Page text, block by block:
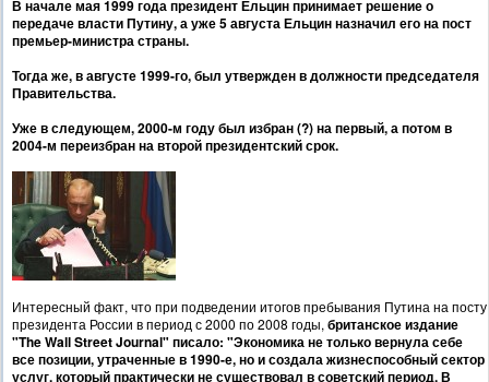
В начале мая 1999 года президент Ельцин принимает решение о
передаче власти Путину, а уже 5 августа Ельцин назначил его на пост
премьер-министра страны.
Тогда же, в августе 1999-го, был утвержден в должности председателя
Правительства.
Уже в следующем, 2000-м году был избран (?) на первый, а потом в
2004-м переизбран на второй президентский срок.
Интересный факт, что при подведении итогов пребывания Путина на посту
президента России в период с 2000 по 2008 годы, британское издание
"The Wall Street Journal" писало: "Экономика не только вернула себе
все позиции, утраченные в 1990-е, но и создала жизнеспособный сектор
услуг, который практически не существовал в советский период. В